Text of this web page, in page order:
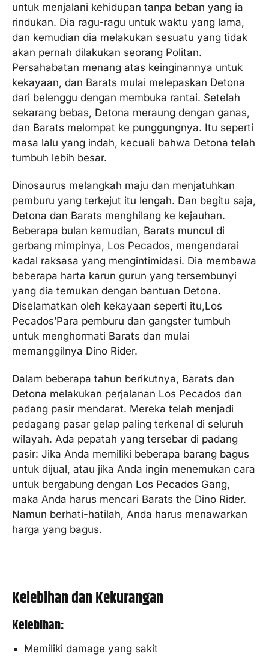
untuk menjalani kehidupan tanpa beban yang ia
rindukan. Dia ragu-ragu untuk waktu yang lama,
dan kemudian dia melakukan sesuatu yang tidak
akan pernah dilakukan seorang Politan.
Persahabatan menang atas keinginannya untuk
kekayaan, dan Barats mulai melepaskan Detona
dari belenggu dengan membuka rantai. Setelah
sekarang bebas, Detona meraung dengan ganas,
dan Barats melompat ke punggungnya. Itu seperti
masa lalu yang indah, kecuali bahwa Detona telah
tumbuh lebih besar.
Dinosaurus melangkah maju dan menjatuhkan
pemburu yang terkejut itu lengah. Dan begitu saja,
Detona dan Barats menghilang ke kejauhan.
Beberapa bulan kemudian, Barats muncul di
gerbang mimpinya, Los Pecados, mengendarai
kadal raksasa yang mengintimidasi. Dia membawa
beberapa harta karun gurun yang tersembunyi
yang dia temukan dengan bantuan Detona.
Diselamatkan oleh kekayaan seperti itu,Los
Pecados’Para pemburu dan gangster tumbuh
untuk menghormati Barats dan mulai
memanggilnya Dino Rider.
Dalam beberapa tahun berikutnya, Barats dan
Detona melakukan perjalanan Los Pecados dan
padang pasir mendarat. Mereka telah menjadi
pedagang pasar gelap paling terkenal di seluruh
wilayah. Ada pepatah yang tersebar di padang
pasir: Jika Anda memiliki beberapa barang bagus
untuk dijual, atau jika Anda ingin menemukan cara
untuk bergabung dengan Los Pecados Gang,
maka Anda harus mencari Barats the Dino Rider.
Namun berhati-hatilah, Anda harus menawarkan
harga yang bagus.
Kelebihan dan Kekurangan
Kelebihan:
Memiliki damage yang sakit